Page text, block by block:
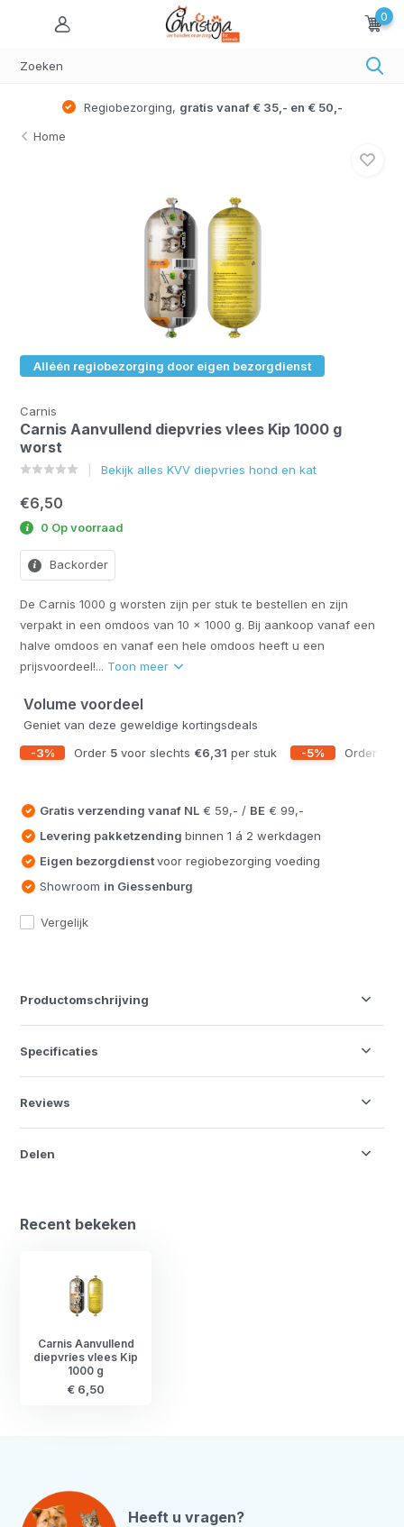
0
Regiobezorging, gratis vanaf € 35,- en € 50,-
Home
Alléén regiobezorging door eigen bezorgdienst
Carnis
Carnis Aanvullend diepvries vlees Kip 1000 g
worst
Bekijk alles KVV diepvries hond en kat
€6,50
0 Op voorraad
Backorder
De Carnis 1000 g worsten zijn per stuk te bestellen en zijn
verpakt in een omdoos van 10 x 1000 g. Bij aankoop vanaf een
halve omdoos en vanaf een hele omdoos heeft u een
prijsvoordeel!... Toon meer
Volume voordeel
Geniet van deze geweldige kortingsdeals
-3%
Order 5 voor slechts €6,31 per stuk -5% Order
Gratis verzending vanaf NL € 59,- / BE € 99,-
Levering pakketzendingbinnen 1 á 2 werkdagen
Eigen bezorgdienstvoor regiobezorging voeding
Showroom in Giessenburg
Vergelijk
Productomschrijving
Specificaties
Reviews
Delen
Recent bekeken
Carnis Aanvullend
diepvries vlees Kip
1000 g
€ 6,50
Heeft u vragen?